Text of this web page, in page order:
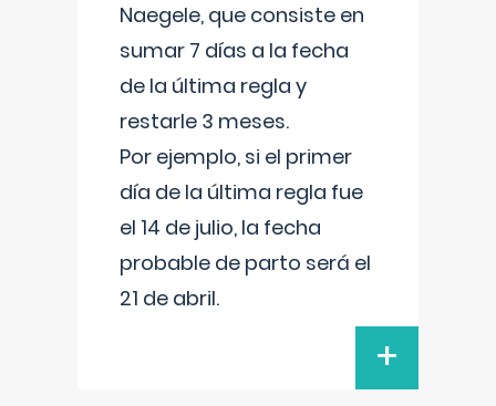
Naegele, que consiste en
sumar 7 días a la fecha
de la última regla y
restarle 3 meses.
Por ejemplo, si el primer
día de la última regla fue
el 14 de julio, la fecha
probable de parto será el
21 de abril.
+